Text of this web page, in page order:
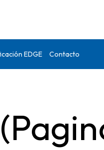
EDGE Contacto